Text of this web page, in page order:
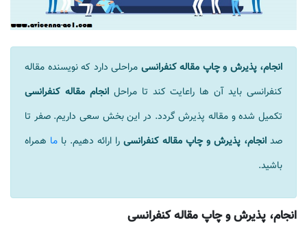
انجام، پذیرش و چاپ مقاله کنفرانسی مراحلی دارد که نویسنده مقاله
کنفرانسی باید آن ها راعایت کند تا مراحلانجام مقاله کنفرانسی
تکمیل شده و مقاله پذیرش گردد. در این بخش سعی داریم. صفر تا
صد انجام، پذیرش و چاپ مقاله کنفرانسی را ارائه دهیم. با ما همراه
باشید.
انجام، پذیرش و چاپ مقاله کنفرانسی